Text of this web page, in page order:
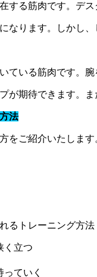
する筋肉です。デ
なります。しかし
ている筋肉です。
が期待できます。ま
法
をご紹介いたします
るトレーニング方法
く立つ
ていく